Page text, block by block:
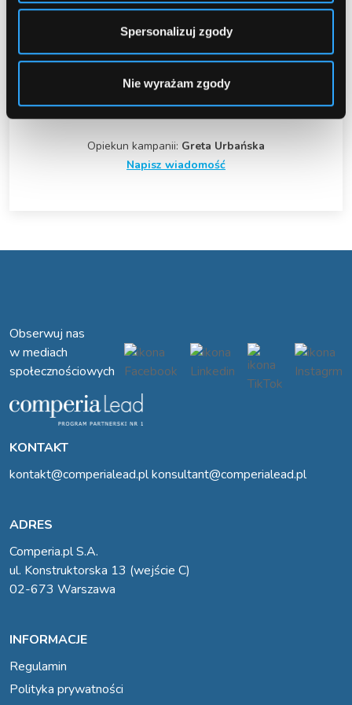
Spersonalizuj zgody
Nie wyrażam zgody
Szczegóły oferty są dostępne w Twoim
Administracyjnymw zakładceTabela prowizji.
W przypadku dodatkowych pytań zapraszamy do
kontaktu z konsultantem.
Opiekun kampanii: Greta Urbańska
Napisz wiadomość
Obserwuj nas
w mediach
społecznościowych
INFORMACJE
Regulamin
Polityka prywatności
ADRES
Comperia.pl S.A.
ul. Konstruktorska 13 (wejście C)
02-673 Warszawa
KONTAKT
kontakt@comperialead.plkonsultant@comperialead.pl